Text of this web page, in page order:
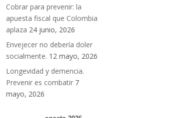
Cobrar para prevenir: la
apuesta fiscal que Colombia
aplaza 24 junio, 2026
Envejecer no debería doler
socialmente. 12 mayo, 2026
Longevidad y demencia.
Prevenir es combatir 7
mayo, 2026